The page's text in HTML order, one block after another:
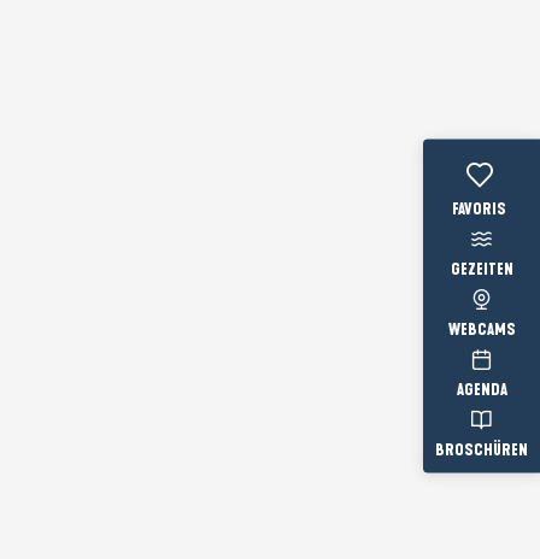
Voir les
GEZEITEN
WEBCAMS
AGENDA
BROSCHÜREN